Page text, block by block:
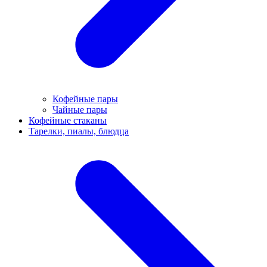
Кофейные пары
Чайные пары
Кофейные стаканы
Тарелки, пиалы, блюдца